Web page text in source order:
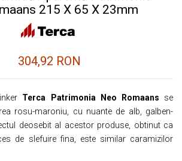
215 X 65 X 23mm
304,92 RON
Terca Patrimonia Neo Romaans se
rosu-maroniu, cu nuante de alb, galben-
deosebit al acestor produse, obtinut ca
de slefuire fina, este similar caramizilor